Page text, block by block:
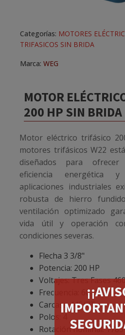
MOTOR
200 HP SIN BRIDA
Motor eléctrico trifásico
motores trifásicos W22
diseñados para
eficiencia energética
aplicaciones industriales
robusta de hierro
ventilación optimizado
vida útil y operación
condiciones severas.
Flecha 3 3/8"
Potencia: 200 HP
Voltajes: Tres Fases
Frecuencia: 60 Hz
Carcasa 445/7T
Polos: 4
Rotación nominal: 1785
Categorías: MOTORES
TRIFASICOS SIN BRIDA
Marca: WEG